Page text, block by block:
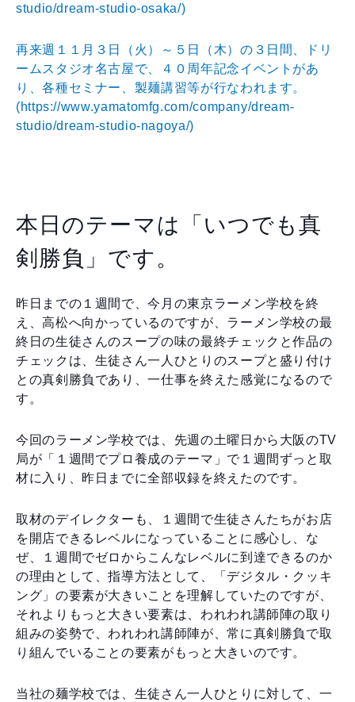
studio/dream-studio-osaka/)
再来週１１月３日（火）～５日（木）の３日間、ドリ
ームスタジオ名古屋で、４０周年記念イベントがあ
り、各種セミナー、製麺講習等が行なわれます。
(https://www.yamatomfg.com/company/dream-
studio/dream-studio-nagoya/)
本日のテーマは「いつでも真
剣勝負」です。
昨日までの１週間で、今月の東京ラーメン学校を終
え、高松へ向かっているのですが、ラーメン学校の最
終日の生徒さんのスープの味の最終チェックと作品の
チェックは、生徒さん一人ひとりのスープと盛り付け
との真剣勝負であり、一仕事を終えた感覚になるので
す。
今回のラーメン学校では、先週の土曜日から大阪のTV
局が「１週間でプロ養成のテーマ」で１週間ずっと取
材に入り、昨日までに全部収録を終えたのです。
取材のデイレクターも、１週間で生徒さんたちがお店
を開店できるレベルになっていることに感心し、な
ぜ、１週間でゼロからこんなレベルに到達できるのか
の理由として、指導方法として、「デジタル・クッキ
ング」の要素が大きいことを理解していたのですが、
それよりもっと大きい要素は、われわれ講師陣の取り
組みの姿勢で、われわれ講師陣が、常に真剣勝負で取
り組んでいることの要素がもっと大きいのです。
当社の麺学校では、生徒さん一人ひとりに対して、一